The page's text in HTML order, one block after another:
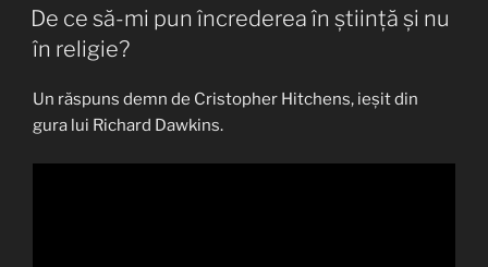
ON
De ce să-mi pun încrederea în știință și nu
în religie?
Un răspuns demn de Cristopher Hitchens, ieșit din
gura lui Richard Dawkins.